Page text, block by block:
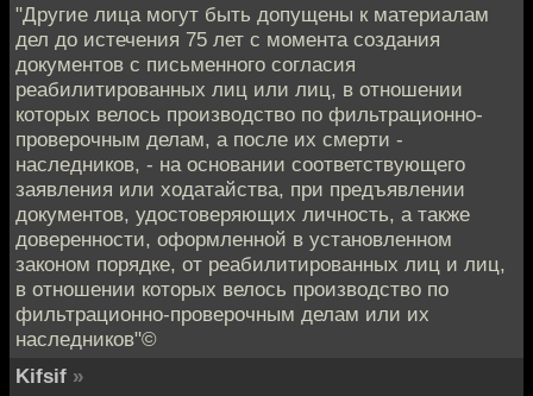
"Другие лица могут быть допущены к материалам
дел до истечения 75 лет с момента создания
документов с письменного согласия
реабилитированных лиц или лиц, в отношении
которых велось производство по фильтрационно-
проверочным делам, а после их смерти -
наследников, - на основании соответствующего
заявления или ходатайства, при предъявлении
документов, удостоверяющих личность, а также
доверенности, оформленной в установленном
законом порядке, от реабилитированных лиц и лиц,
в отношении которых велось производство по
фильтрационно-проверочным делам или их
наследников"©
Kifsif »